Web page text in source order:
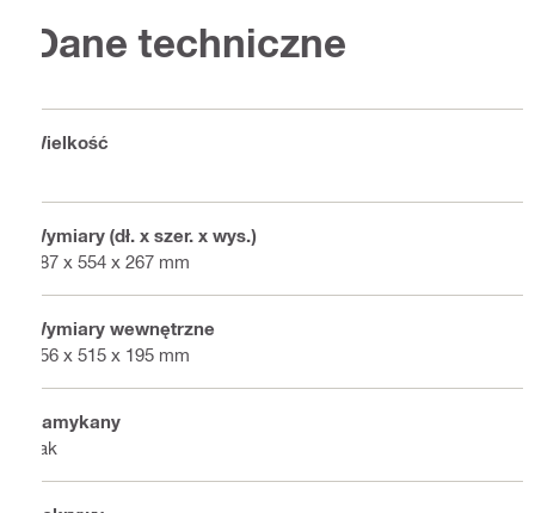
Dane techniczne
Wielkość
Wymiary (dł. x szer. x wys.)
387 x 554 x 267 mm
Wymiary wewnętrzne
356 x 515 x 195 mm
Zamykany
Tak